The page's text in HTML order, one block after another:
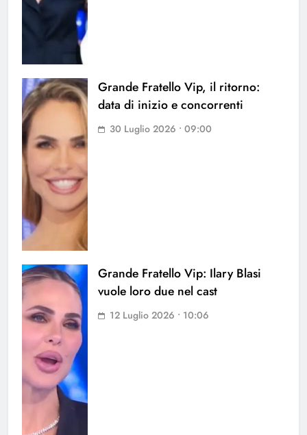
Grande Fratello Vip, il ritorno:
data di inizio e concorrenti
30 Luglio 2026 • 09:00
Grande Fratello Vip: Ilary Blasi
vuole loro due nel cast
12 Luglio 2026 • 10:06